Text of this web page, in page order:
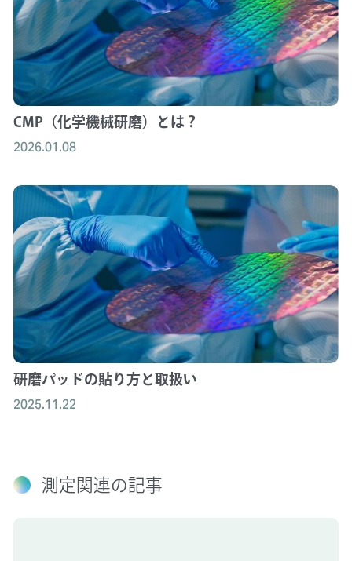
CMP（化学機械研磨）とは？
2026.01.08
研磨パッドの貼り方と取扱い
2025.11.22
測定関連の記事